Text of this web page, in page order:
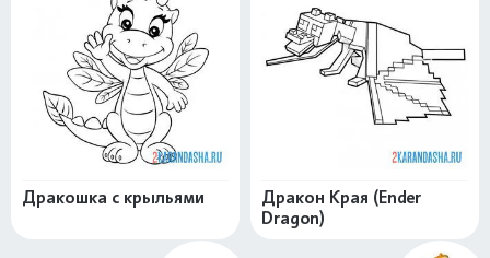
Дракошка с крыльями
Дракон Края (Ender
Dragon)